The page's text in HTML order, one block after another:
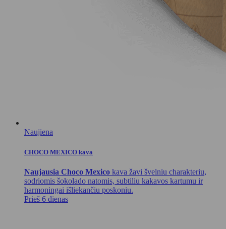
Naujiena
CHOCO MEXICO kava
Naujausia Choco Mexico kava žavi švelniu charakteriu,
sodriomis šokolado natomis, subtiliu kakavos kartumu ir
harmoningai išliekančiu poskoniu.
Prieš 6 dienas